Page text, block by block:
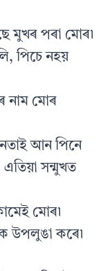
মুখৰ পৰা মোৰ৷
পিচে নহয়
নাম মোৰ
আন পিনে
সন্মুখত
মোৰ৷
উপলুঙা কৰে৷